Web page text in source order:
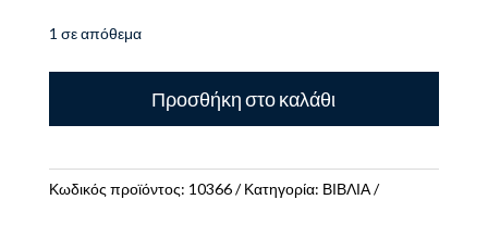
1 σε απόθεμα
το
έκδοση)Investigators
Προσθήκη στο καλάθι
Κωδικός προϊόντος: 10366 Κατηγορία: ΒΙΒΛΙΑ